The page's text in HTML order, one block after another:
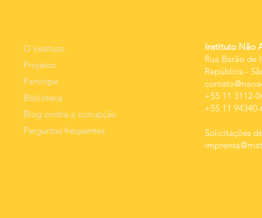
resultado.
ao
O Instituto
Projetos
Participe
Biblioteca
Blog contra a corrupção
Perguntas frequentes
Instituto Não
Rua Barão de
República -
+55 11 3112-
+55 11
Solicitações